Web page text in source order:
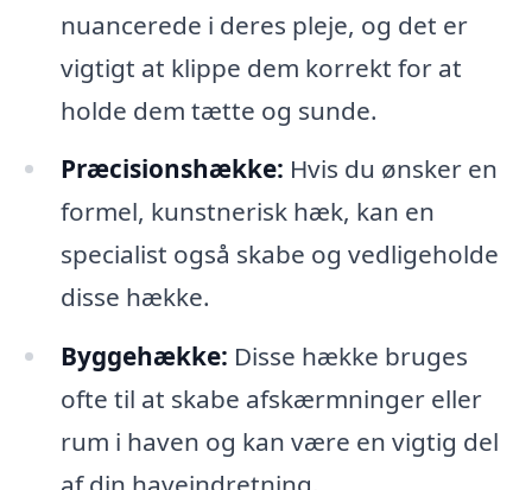
nuancerede i deres pleje, og det er
vigtigt at klippe dem korrekt for at
holde dem tætte og sunde.
Præcisionshække: Hvis du ønsker en
formel, kunstnerisk hæk, kan en
specialist også skabe og vedligeholde
disse hække.
Byggehække: Disse hække bruges
ofte til at skabe afskærmninger eller
rum i haven og kan være en vigtig del